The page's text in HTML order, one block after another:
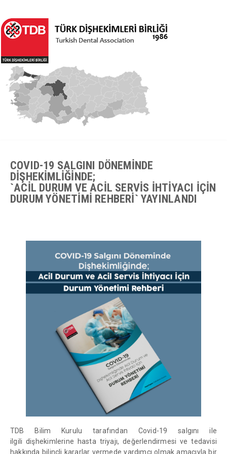
COVID-19 SALGINI DÖNEMİNDE
DİŞHEKİMLİĞİNDE;
`ACİL DURUM VE ACİL SERVİS İHTİYACI İÇİN
DURUM YÖNETİMİ REHBERİ` YAYINLANDI
TDB Bilim Kurulu tarafından Covid-19 salgını ile
ilgili dişhekimlerine hasta triyajı, değerlendirmesi ve tedavisi
hakkında bilinçli kararlar vermede yardımcı olmak amacıyla bir